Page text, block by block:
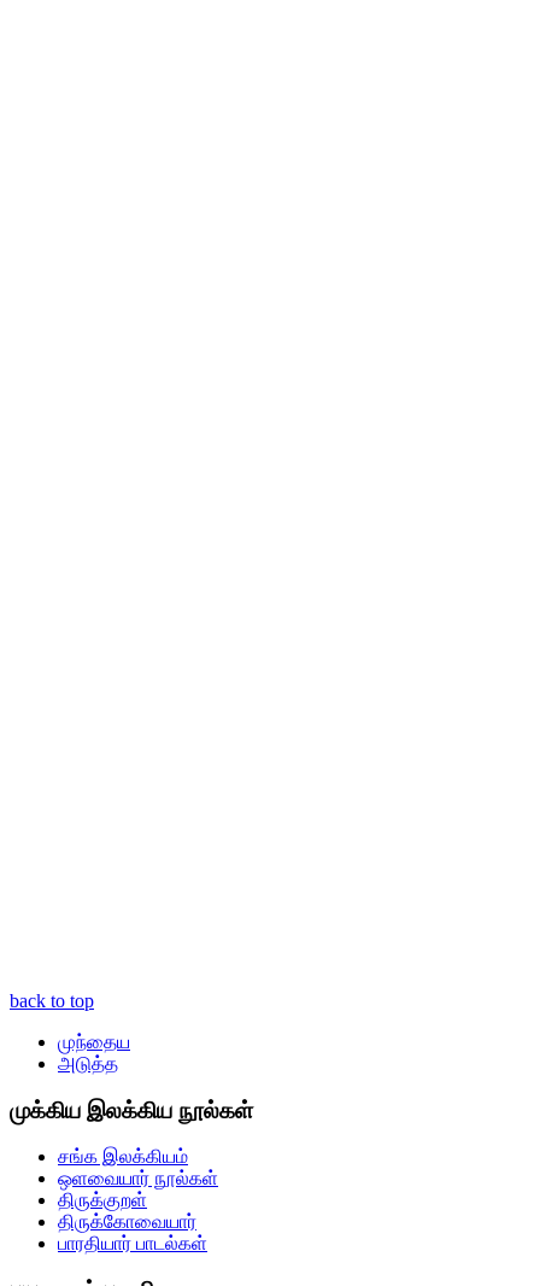
back to top
முந்தைய
அடுத்த
முக்கிய இலக்கிய நூல்கள்
சங்க இலக்கியம்
ஒளவையார் நூல்கள்
திருக்குறள்
திருக்கோவையார்
பாரதியார் பாடல்கள்